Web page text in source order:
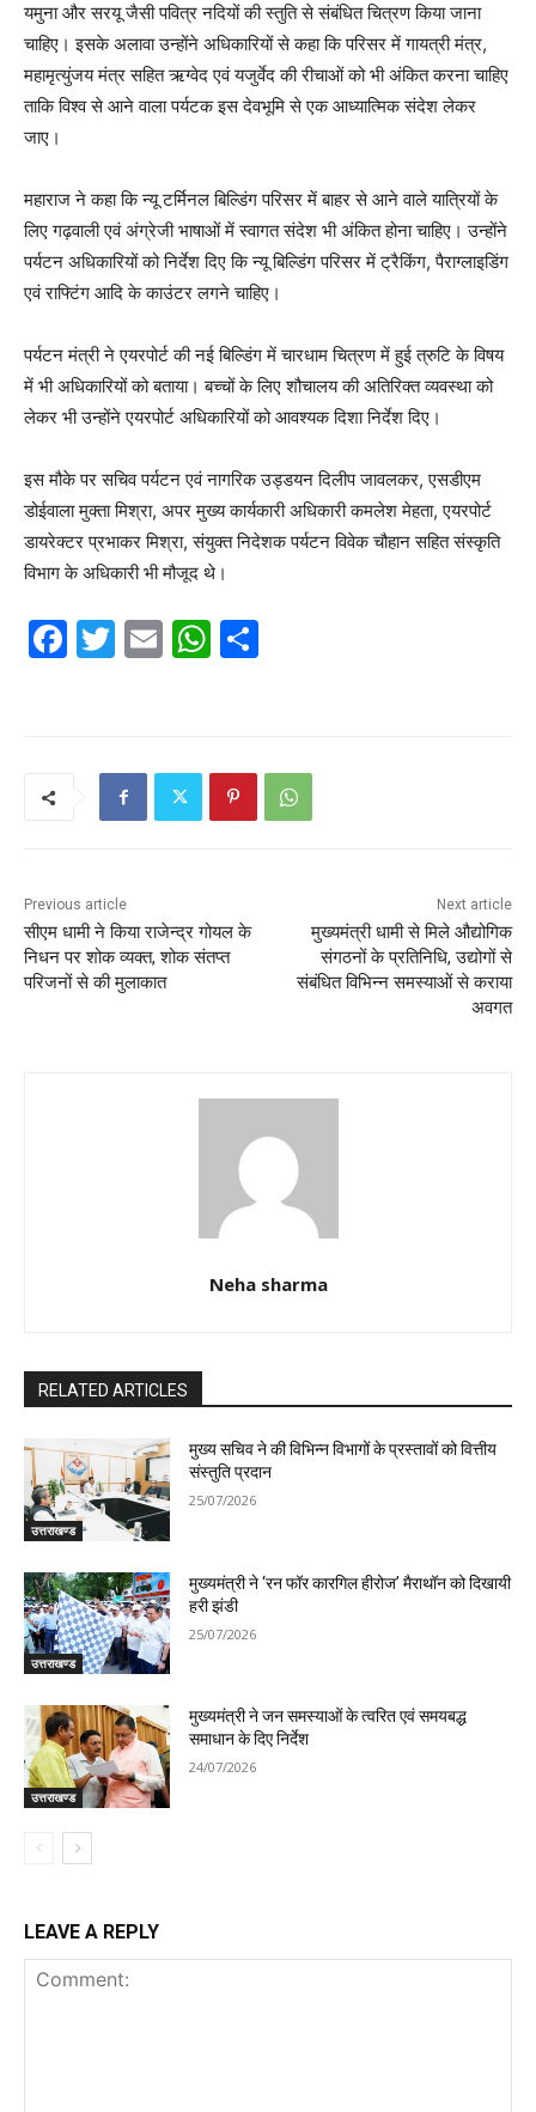
यमुना और सरयू जैसी पवित्र नदियों की स्तुति से संबंधित चित्रण किया जाना
चाहिए। इसके अलावा उन्होंने अधिकारियों से कहा कि परिसर में गायत्री मंत्र,
महामृत्युंजय मंत्र सहित ऋग्वेद एवं यजुर्वेद की रीचाओं को भी अंकित करना चाहिए
ताकि विश्व से आने वाला पर्यटक इस देवभूमि से एक आध्यात्मिक संदेश लेकर
जाए।
महाराज ने कहा कि न्यू टर्मिनल बिल्डिंग परिसर में बाहर से आने वाले यात्रियों के
लिए गढ़वाली एवं अंग्रेजी भाषाओं में स्वागत संदेश भी अंकित होना चाहिए। उन्होंने
पर्यटन अधिकारियों को निर्देश दिए कि न्यू बिल्डिंग परिसर में ट्रैकिंग, पैराग्लाइडिंग
एवं राफ्टिंग आदि के काउंटर लगने चाहिए।
पर्यटन मंत्री ने एयरपोर्ट की नई बिल्डिंग में चारधाम चित्रण में हुई त्रुटि के विषय
में भी अधिकारियों को बताया। बच्चों के लिए शौचालय की अतिरिक्त व्यवस्था को
लेकर भी उन्होंने एयरपोर्ट अधिकारियों को आवश्यक दिशा निर्देश दिए।
इस मौके पर सचिव पर्यटन एवं नागरिक उड्डयन दिलीप जावलकर, एसडीएम
डोईवाला मुक्ता मिश्रा, अपर मुख्य कार्यकारी अधिकारी कमलेश मेहता, एयरपोर्ट
डायरेक्टर प्रभाकर मिश्रा, संयुक्त निदेशक पर्यटन विवेक चौहान सहित संस्कृति
विभाग के अधिकारी भी मौजूद थे।
F
k
T
E
W
A
p
Previous article
सीएम धामी ने किया राजेन्द्र गोयल के
निधन पर शोक व्यक्त, शोक संतप्त
परिजनों से की मुलाकात
Next article
मुख्यमंत्री धामी से मिले औद्योगिक
संगठनों के प्रतिनिधि, उद्योगों से
संबंधित विभिन्न समस्याओं से कराया
अवगत
Neha sharma
RELATED ARTICLES
उत्तराखण्ड
मुख्य सचिव ने की विभिन्न विभागों के प्रस्तावों को वित्तीय
संस्तुति प्रदान
25/07/2026
उत्तराखण्ड
मुख्यमंत्री ने ‘रन फॉर कारगिल हीरोज’ मैराथॉन को दिखायी
हरी झंडी
25/07/2026
उत्तराखण्ड
मुख्यमंत्री ने जन समस्याओं के त्वरित एवं समयबद्ध
समाधान के दिए निर्देश
24/07/2026
LEAVE A REPLY